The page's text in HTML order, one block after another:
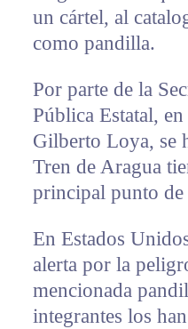
un cártel, al
como pandilla.
Por parte de la
Pública Estatal,
Gilberto Loya, se
Tren de Aragua
principal punto de
En Estados
alerta por la
mencionada
integrantes los